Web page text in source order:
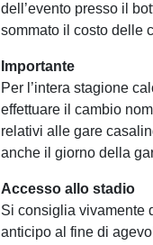
dell’evento presso il
sommato il costo delle
Importante
Per l’intera stagione
effettuare il cambio
relativi alle gare
anche il giorno della
Accesso allo stadio
Si consiglia vivamente
anticipo al fine di